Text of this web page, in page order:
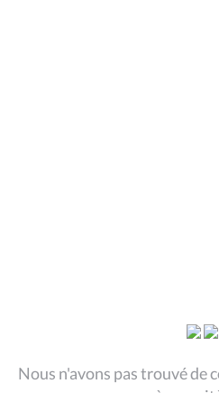
Nous n'avons pas trouvé de